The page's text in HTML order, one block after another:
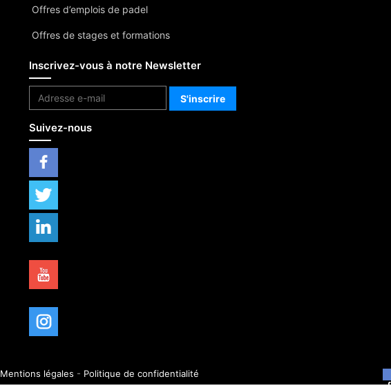
Offres d’emplois de padel
Offres de stages et formations
Inscrivez-vous à notre Newsletter
Suivez-nous
Mentions légales - Politique de confidentialité